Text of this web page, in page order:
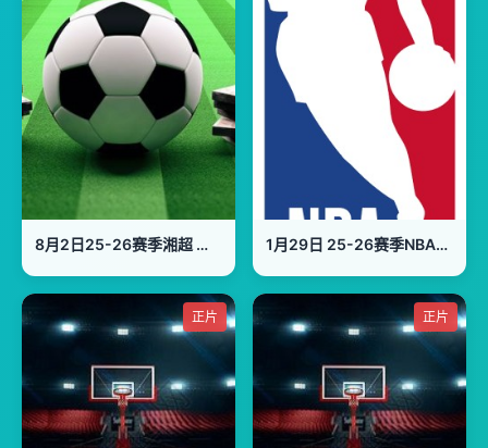
8月2日25-26赛季湘超 株洲队VS郴州队 1月29日 25-26赛季NBA常规赛 魔术VS热火
正片 正片